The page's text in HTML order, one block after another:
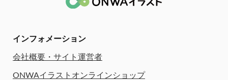
インフォメーション
会社概要・サイト運営者
ONWAイラストオンラインショップ